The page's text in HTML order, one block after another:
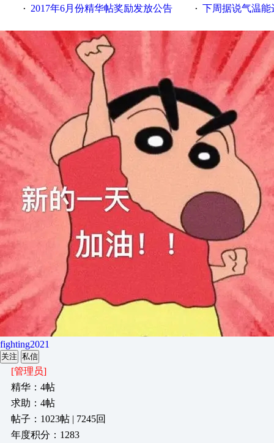
· 2017年6月份精华帖奖励发放公告 · 下周据说气温能
fighting2021
关注 私信
[管理员]
精华：4帖
求助：4帖
帖子：1023帖 | 7245回
年度积分：1283